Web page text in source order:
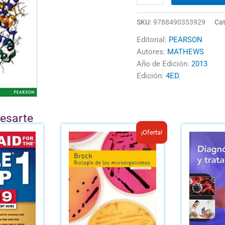
SKU: 9788490353929
Editorial: PEARSON
Autores: MATHEWS
Año de Edición: 2013
Edición: 4ED.
¡Oferta!
El
precio
era:
B/.48.15.
El
precio
es:
B/.20.00.